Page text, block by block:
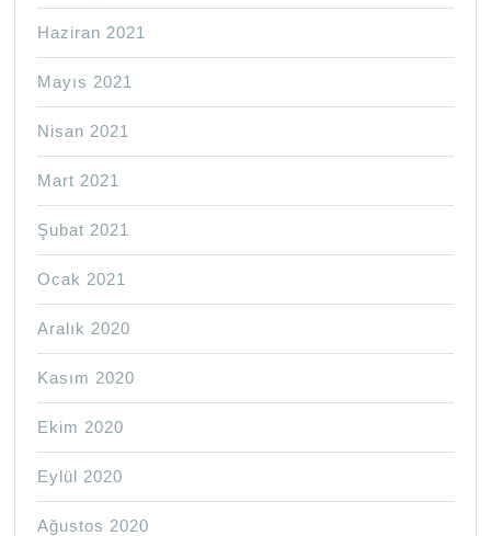
Haziran 2021
Mayıs 2021
Nisan 2021
Mart 2021
Şubat 2021
Ocak 2021
Aralık 2020
Kasım 2020
Ekim 2020
Eylül 2020
Ağustos 2020